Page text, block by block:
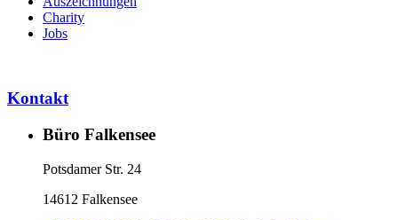
Charity
Jobs
Kontakt
Büro Falkensee
Potsdamer Str. 24
14612 Falkensee